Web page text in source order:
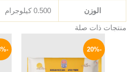
الوزن 0.500 كيلوجرام
منتجات ذات صلة
-20%
199 EGP.
-18%